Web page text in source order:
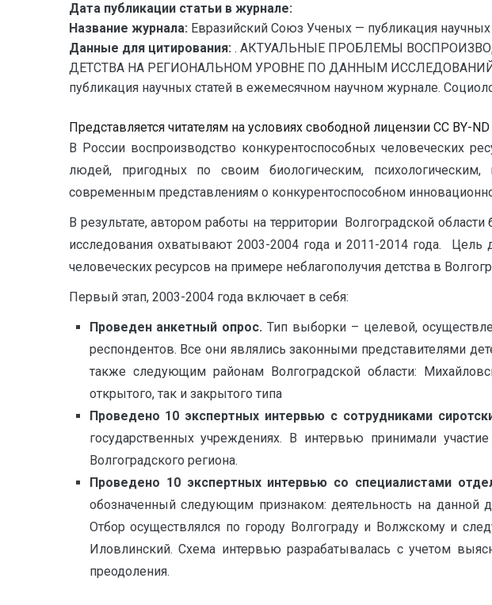
Дата публикации статьи в журнале:
Название журнала: Евразийский Союз Ученых — публикация
Данные для цитирования: . АКТУАЛЬНЫЕ ПРОБЛЕМЫ
ДЕТСТВА НА РЕГИОНАЛЬНОМ УРОВНЕ ПО ДАННЫМ
публикация научных статей в ежемесячном научном журнале.
Представляется читателям на условиях свободной лицензии CC BY-ND
В России воспроизводство конкурентоспособных человеческих
людей, пригодных по своим биологическим,
современным представлениям о конкурентоспособном
В результате, автором работы на территории Волгоградской
исследования охватывают 2003-2004 года и 2011-2014 года. Цель
человеческих ресурсов на примере неблагополучия детства в
Первый этап, 2003-2004 года включает в себя:
Проведен анкетный опрос. Тип выборки – целевой,
респондентов. Все они являлись законными представителями
также следующим районам Волгоградской области:
открытого, так и закрытого типа
Проведено 10 экспертных интервью с сотрудниками
государственных учреждениях. В интервью принимали
Волгоградского региона.
Проведено 10 экспертных интервью со специалистами
обозначенный следующим признаком: деятельность на
Отбор осуществлялся по городу Волгограду и Волжскому и
Иловлинский. Схема интервью разрабатывалась с учетом
преодоления.